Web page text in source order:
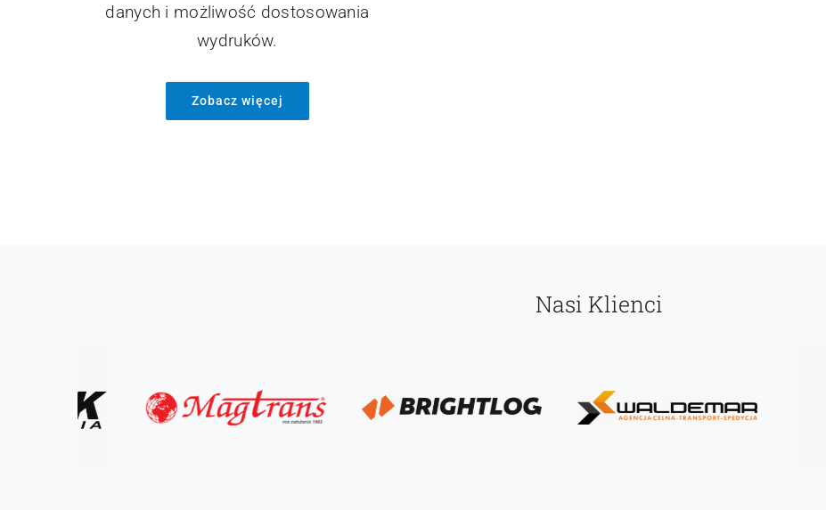
danych i możliwość dostosowania
wydruków.
Zobacz więcej
Nasi Klienci